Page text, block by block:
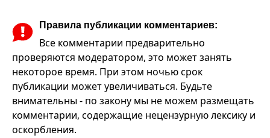
Правила публикации комментариев:
Все комментарии предварительно
проверяются модератором, это может занять
некоторое время. При этом ночью срок
публикации может увеличиваться. Будьте
внимательны - по закону мы не можем размещать
комментарии, содержащие нецензурную лексику и
оскорбления.